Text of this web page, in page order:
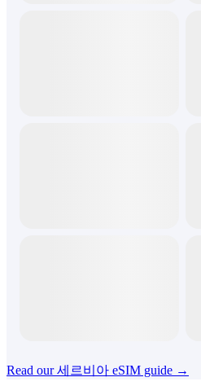
Read our 세르비아 eSIM guide →